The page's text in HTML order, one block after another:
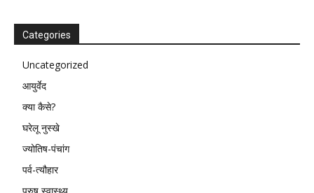
Categories
Uncategorized
आयुर्वेद
क्या कैसे?
घरेलू नुस्खे
ज्योतिष-पंचांग
पर्व-त्यौहार